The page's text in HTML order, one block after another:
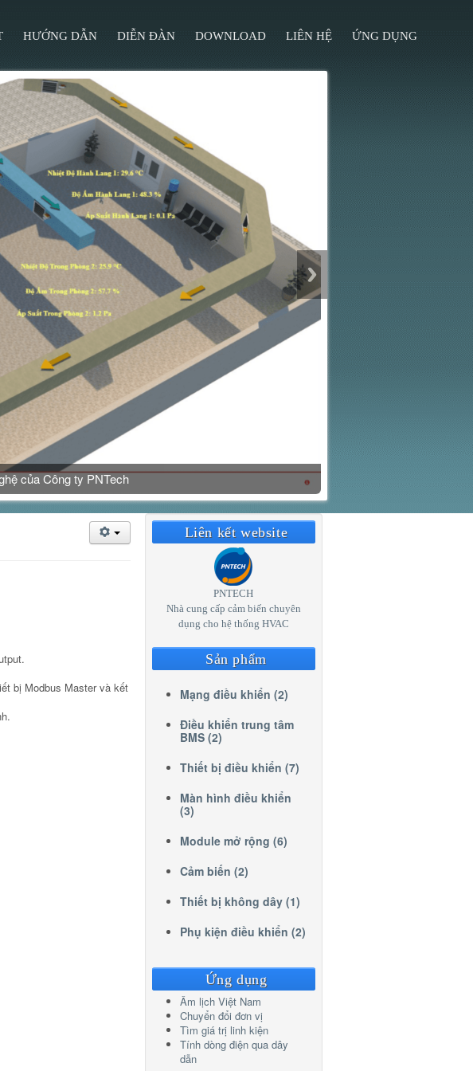
HƯỚNG DẪN DIỄN ĐÀN DOWNLOAD LIÊN HỆ ỨNG DỤNG
của Công ty PNTech
bị Modbus Master và kết
Liên kết website
PNTECH
Nhà cung cấp cảm biến chuyên
dụng cho hệ thống HVAC
Sản phẩm
Mạng điều khiển (2)
Điều khiển trung tâm
BMS (2)
Thiết bị điều khiển (7)
Màn hình điều khiển
(3)
Module mở rộng (6)
Cảm biến (2)
Thiết bị không dây (1)
Phụ kiện điều khiển (2)
Ứng dụng
Âm lịch Việt Nam
Chuyển đổi đơn vị
Tìm giá trị linh kiện
Tính dòng điện qua dây
dẫn